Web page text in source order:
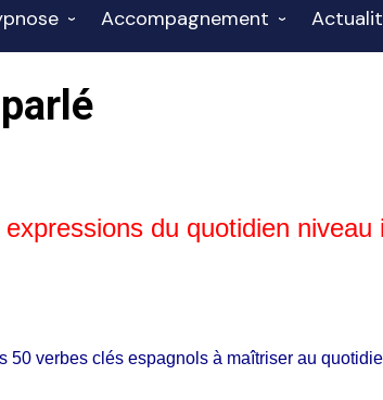
Accompagnement
du quotidien
50 verbes clés espagnols à maîtriser au